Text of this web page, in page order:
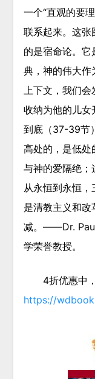
一个“直观的要
联系起来。这张
的是宿命论。
典，神的伟大作
上下文，我们会
收纳为他的儿
到底（37-39节
高处的，是低处
与神的爱隔绝；
从永恒到永恒
是清教主义和
减。——Dr.
学荣誉教授。
4折优惠中
https://